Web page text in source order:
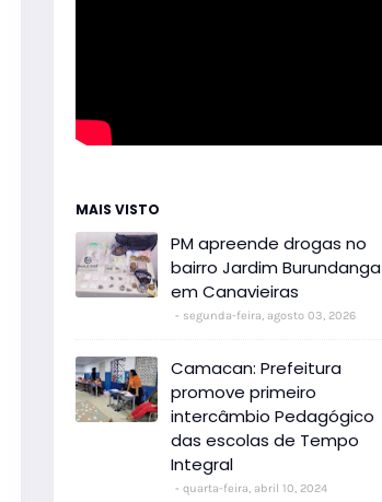
MAIS VISTO
PM apreende drogas no
bairro Jardim Burundanga
em Canavieiras
segunda-feira, agosto 03, 2026
Camacan: Prefeitura
promove primeiro
intercâmbio Pedagógico
das escolas de Tempo
Integral
quarta-feira, abril 10, 2024